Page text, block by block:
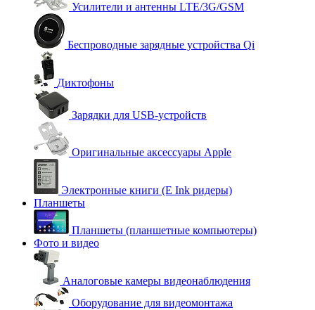
Усилители и антенны LTE/3G/GSM
Беспроводные зарядные устройства Qi
Диктофоны
Зарядки для USB-устройств
Оригинальные аксессуары Apple
Электронные книги (E Ink ридеры)
Планшеты
Планшеты (планшетные компьютеры)
Фото и видео
Аналоговые камеры видеонаблюдения
Оборудование для видеомонтажа